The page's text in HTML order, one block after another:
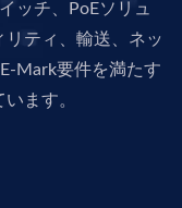
ッチ、PoEソリュ
ティ、輸送、ネッ
Mark要件を満たす
ます。